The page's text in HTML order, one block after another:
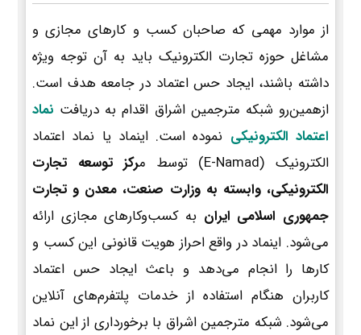
از موارد مهمی که صاحبان کسب و کارهای مجازی و
مشاغل حوزه تجارت الکترونیک باید به آن توجه ویژه
داشته باشند، ایجاد حس اعتماد در جامعه هدف است.
ازهمین‌رو شبکه مترجمین اشراق اقدام به دریافت نماد
اعتماد الکترونیکی نموده است. اینماد یا نماد اعتماد
الکترونیک (E-Namad) توسط م
رکز توسعه تجارت
الکترونیکی، وابسته به وزارت صنعت، معدن و تجارت
جمهوری اسلامی ایران به کسب‌وکارهای مجازی ارائه
می‌شود. اینماد در واقع احراز هویت قانونی این کسب و
کارها را انجام می‌دهد و باعث ایجاد حس اعتماد
کاربران هنگام استفاده از خدمات پلتفرم‌های آنلاین
می‌شود. شبکه مترجمین اشراق با برخورداری از این نماد